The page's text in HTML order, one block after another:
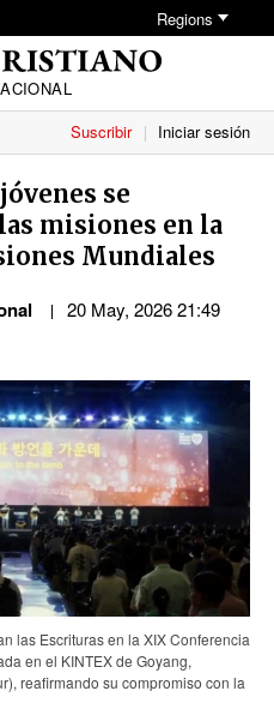
Regions
Suscribir Iniciar sesión
jóvenes se
misiones en la
Mundiales
20 May, 2026 21:49
las Escrituras en la XIX Conferencia
en el KINTEX de Goyang,
reafirmando su compromiso con la